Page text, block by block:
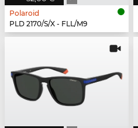
Polaroid
PLD 2170/S/X - FLL/M9